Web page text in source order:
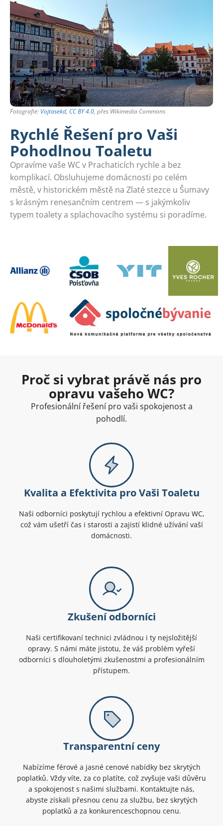
Fotografie: Vojtasekd, CC BY 4.0, přes Wikimedia Commons
Rychlé Řešení pro Vaši
Pohodlnou Toaletu
Opravíme vaše WC v Prachaticích rychle a bez
komplikací. Obsluhujeme domácnosti po celém
městě, v historickém městě na Zlaté stezce u Šumavy
s krásným renesančním centrem — s jakýmkoliv
typem toalety a splachovacího systému si poradíme.
Proč si vybrat právě nás pro
opravu vašeho WC?
Profesionální řešení pro vaši spokojenost a
pohodlí.
Kvalita a Efektivita pro Vaši Toaletu
Naši odborníci poskytují rychlou a efektivní Opravu WC,
což vám ušetří čas i starosti a zajistí klidné užívání vaší
domácnosti.
Zkušení odborníci
Naši certifikovaní technici zvládnou i ty nejsložitější
opravy. S námi máte jistotu, že váš problém vyřeší
odborníci s dlouholetými zkušenostmi a profesionálním
přístupem.
Transparentní ceny
Nabízíme férové a jasné cenové nabídky bez skrytých
poplatků. Vždy víte, za co platíte, což zvyšuje vaši důvěru
a spokojenost s našimi službami. Kontaktujte nás,
abyste získali přesnou cenu za službu, bez skrytých
poplatků a za konkurenceschopnou cenu.